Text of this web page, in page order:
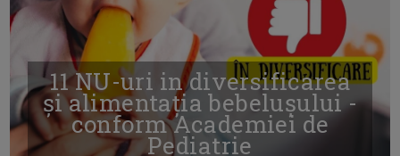
11 NU-uri in diversificarea
și alimentația bebelușului -
conform Academiei de
Pediatrie